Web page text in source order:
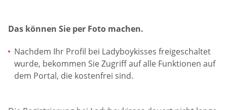
Das können Sie per Foto machen.
Nachdem Ihr Profil bei Ladyboykisses freigeschaltet
wurde, bekommen Sie Zugriff auf alle Funktionen auf
dem Portal, die kostenfrei sind.